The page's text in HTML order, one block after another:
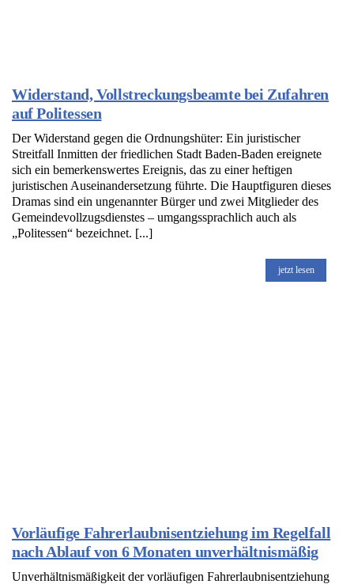
Widerstand, Vollstreckungsbeamte bei Zufahren
auf Politessen
Der Widerstand gegen die Ordnungshüter: Ein juristischer
Streitfall Inmitten der friedlichen Stadt Baden-Baden ereignete
sich ein bemerkenswertes Ereignis, das zu einer heftigen
juristischen Auseinandersetzung führte. Die Hauptfiguren dieses
Dramas sind ein ungenannter Bürger und zwei Mitglieder des
Gemeindevollzugsdienstes – umgangssprachlich auch als
„Politessen“ bezeichnet. [...]
jetzt lesen
Vorläufige Fahrerlaubnisentziehung im Regelfall
nach Ablauf von 6 Monaten unverhältnismäßig
Unverhältnismäßigkeit der vorläufigen Fahrerlaubnisentziehung